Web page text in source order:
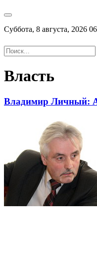
Суббота, 8 августа, 2026
Власть
Владимир Личный: